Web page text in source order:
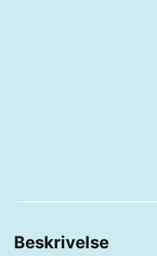
Beskrivelse